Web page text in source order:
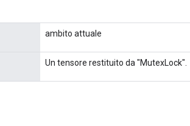
ambito attuale
Un tensore restituito da "MutexLock".